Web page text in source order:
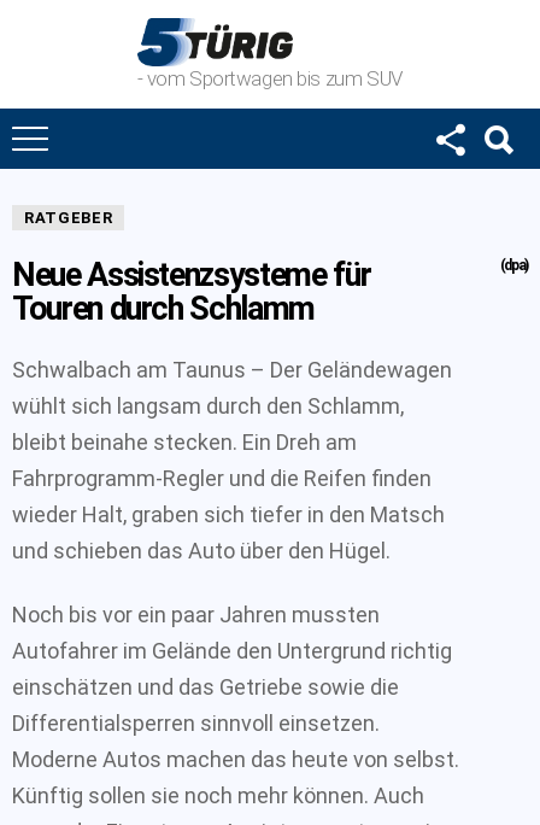
- vom Sportwagen bis zum SUV
RATGEBER
Neue Assistenzsysteme für
Touren durch Schlamm
(dpa)
Schwalbach am Taunus – Der Geländewagen
wühlt sich langsam durch den Schlamm,
bleibt beinahe stecken. Ein Dreh am
Fahrprogramm-Regler und die Reifen finden
wieder Halt, graben sich tiefer in den Matsch
und schieben das Auto über den Hügel.
Noch bis vor ein paar Jahren mussten
Autofahrer im Gelände den Untergrund richtig
einschätzen und das Getriebe sowie die
Differentialsperren sinnvoll einsetzen.
Moderne Autos machen das heute von selbst.
Künftig sollen sie noch mehr können. Auch